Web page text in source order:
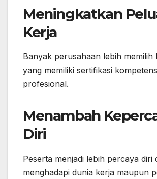
Meningkatkan
Kerja
Banyak perusahaan lebih memilih
yang memiliki sertifikasi
profesional.
Menambah
Diri
Peserta menjadi lebih percaya diri
menghadapi dunia kerja maupun